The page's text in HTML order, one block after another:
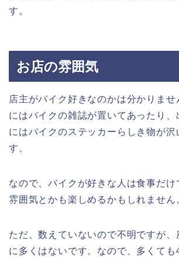
す。
お店の雰囲気
店主がバイク好きなのかは分かりませ
にはバイクの雑誌が置いてあったり、
にはバイクのステッカーらしき物が沢
す。
なので、バイクが好きな人は食事だけ
雰囲気とかも楽しめるかもしれません
ただ、数えていないので不明ですが、
に多くはないです。なので、多くて